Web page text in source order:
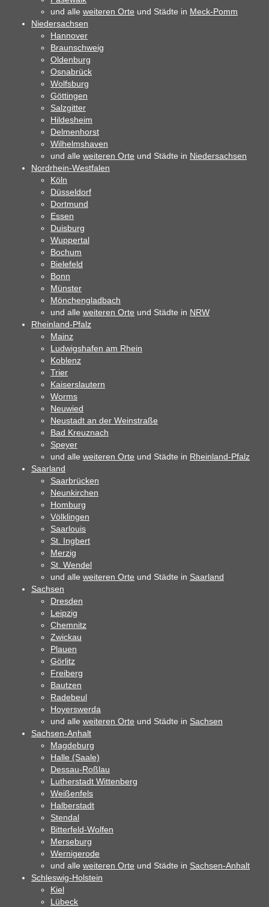
und alle weiteren Orte und Städte in Meck-Pomm
Niedersachsen
Hannover
Braunschweig
Oldenburg
Osnabrück
Wolfsburg
Göttingen
Salzgitter
Hildesheim
Delmenhorst
Wilhelmshaven
und alle weiteren Orte und Städte in Niedersachsen
Nordrhein-Westfalen
Köln
Düsseldorf
Dortmund
Essen
Duisburg
Wuppertal
Bochum
Bielefeld
Bonn
Münster
Mönchengladbach
und alle weiteren Orte und Städte in NRW
Rheinland-Pfalz
Mainz
Ludwigshafen am Rhein
Koblenz
Trier
Kaiserslautern
Worms
Neuwied
Neustadt an der Weinstraße
Bad Kreuznach
Speyer
und alle weiteren Orte und Städte in Rheinland-Pfalz
Saarland
Saarbrücken
Neunkirchen
Homburg
Völklingen
Saarlouis
St. Ingbert
Merzig
St. Wendel
und alle weiteren Orte und Städte in Saarland
Sachsen
Dresden
Leipzig
Chemnitz
Zwickau
Plauen
Görlitz
Freiberg
Bautzen
Radebeul
Hoyerswerda
und alle weiteren Orte und Städte in Sachsen
Sachsen-Anhalt
Magdeburg
Halle (Saale)
Dessau-Roßlau
Lutherstadt Wittenberg
Weißenfels
Halberstadt
Stendal
Bitterfeld-Wolfen
Merseburg
Wernigerode
und alle weiteren Orte und Städte in Sachsen-Anhalt
Schleswig-Holstein
Kiel
Lübeck